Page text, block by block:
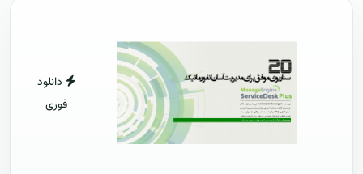
دانلود
فوری